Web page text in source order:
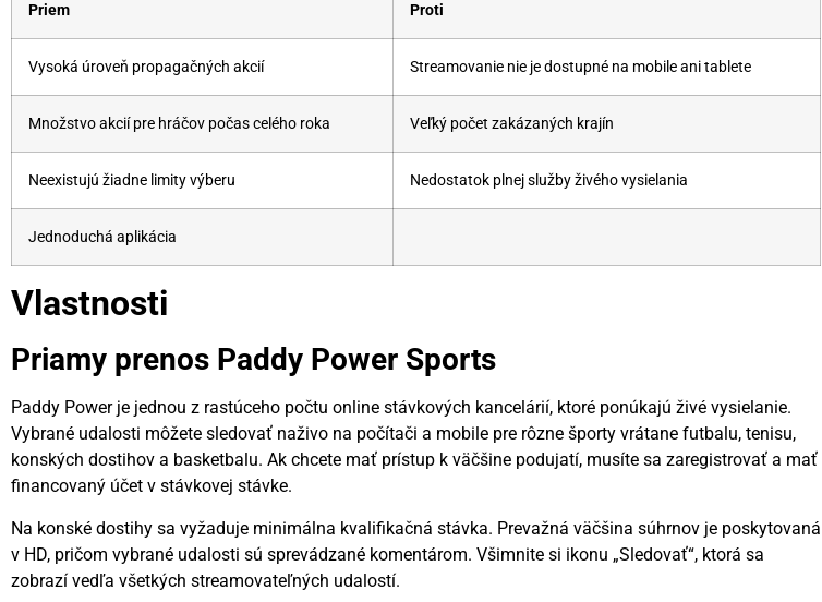
Priem Proti
Vysoká úroveň propagačných akcií Streamovanie nie je dostupné na mobile ani tablete
Množstvo akcií pre hráčov počas celého roka Veľký počet zakázaných krajín
Neexistujú žiadne limity výberu Nedostatok plnej služby živého vysielania
Jednoduchá aplikácia
Vlastnosti
Priamy prenos Paddy Power Sports
Paddy Power je jednou z rastúceho počtu online stávkových kancelárií, ktoré ponúkajú živé vysielanie.
Vybrané udalosti môžete sledovať naživo na počítači a mobile pre rôzne športy vrátane futbalu, tenisu,
konských dostihov a basketbalu. Ak chcete mať prístup k väčšine podujatí, musíte sa zaregistrovať a mať
financovaný účet v stávkovej stávke.
Na konské dostihy sa vyžaduje minimálna kvalifikačná stávka. Prevažná väčšina súhrnov je poskytovaná
v HD, pričom vybrané udalosti sú sprevádzané komentárom. Všimnite si ikonu „Sledovať“, ktorá sa
zobrazí vedľa všetkých streamovateľných udalostí.